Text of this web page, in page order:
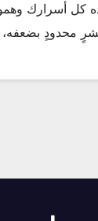
كل أسرارك
محدودٍ